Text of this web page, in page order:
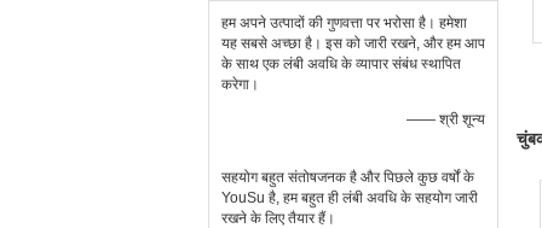
हम अपने उत्पादों की गुणवत्ता पर भरोसा है। हमेशा
यह सबसे अच्छा है। इस को जारी रखने, और हम आप
के साथ एक लंबी अवधि के व्यापार संबंध स्थापित
करेगा।
—— श्री शून्य
सहयोग बहुत संतोषजनक है और पिछले कुछ वर्षों के
YouSu है, हम बहुत ही लंबी अवधि के सहयोग जारी
रखने के लिए तैयार हैं।